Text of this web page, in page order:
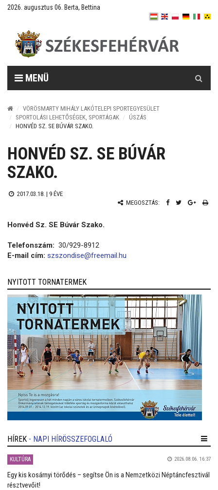
2026. augusztus 06. Berta, Bettina
MENÜ
VÖRÖSMARTY MIHÁLY LAKÓTELEPI SPORTEGYESÜLET
SPORTOLÁSI LEHETŐSÉGEK, SPORTÁGAK
ÚSZÁS
HONVÉD SZ. SE BÚVÁR SZAKO.
HONVÉD SZ. SE BÚVÁR
SZAKO.
2017.03.18. | 9 ÉVE
MEGOSZTÁS:
Honvéd Sz. SE Búvár Szako.
Telefonszám: 30/929-8912
E-mail cím: szszondise@freemail.hu
NYITOTT TORNATERMEK
HÍREK - NAPI HÍRÖSSZEFOGLALÓ
KULTÚRA 2026.08.06. 16:37
Egy kis kosárnyi törődés – segítse Ön is a Nemzetközi Néptáncfesztivál
résztvevőit!